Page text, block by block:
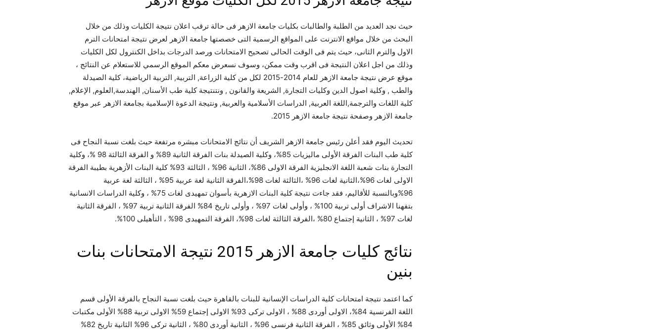
حيث نجد العديد من الطلبة والطالبات بكليات جامعة الازهر فى حالة ترقب اعلان نتيجة الكليات وذلك من خلال
البحث من خلال مواقع الانترنت على المواقع الرسمية التى خصصتها جامعة الازهر لعرض نتيجة امتحانات الترم
الاول والترم الثانى، حيث يتم فى الوقت الحالى تصحيح الامتحانات ورصد الدرجات بداخل الكنترول لكل الكليات
وذلك من اجل اعلان النتيجة فى اقرب وقت ممكن، وسوف نسعرض معكم الموقع الرسمي للاستعلام عن النتائج ،
موقع عرض نتيجة جامعة الازهر للعام 2014-2015 لكل من كلية الزراعة, التربية, التربية الرياضية، كلية الصيدلة
والطب , وكلية اصول الدين وكليات التجارة, الشريعة والقانون , ونتنتيجة كلية طب الأسنان, الهندسة,العلوم, الإعلام,
كلية اللغات والترجمة,اللغة العربية, الدراسات الأسلامية والعربية, ونتيجة الدعوة الإسلامية بجامعة الازهر عبر موقع
جامعة الازهر وصفحة نتيجة جامعة الازهر 2015.
تحديث اليوم فقد أعلن رئيس جامعة الازهر الشريف أن نتائج الامتحانات مبشره مرتفعة حيث بلغت نسبة النجاح فى
كلية طب البنات الفرقة الأولى ماليزيات 85%، وكلية الصيدلة بنات الفرقة الثانية 89% و الفرقة الثالثة 98 %، وكلية
التجارة بنات شعبة اللغة الانجليزية الفرقة الاولى 86%، الثانية 96% ، الثالثة 93% كلية البنات الأزهرية بطيبة الفرقة
الاولى لغات 96%،الثانية لغات 96% ،الثالثة لغات 98%،الفرقة الثانية لغة عربية 95% ، الثالثة لغة عربية
96%وبالنسبة للأقاليم، فقد جاءت نتيجة كلية البنات الازهرية بأسوان تمهيدى لغات 75% ، وكلية الدراسات الانسانية
بتفهنا الاشراف أولى تربية 100% ، وأولى لغات 97% ، وأولى تاريخ 84% الفرقة الثانية تربية 97% ، الفرقة الثانية
لغات 97% ، الثانية إجتماع 80% ،الفرقة الثالثة لغات 98%، الفرقة التمهيدى 98% ، التأهيلى 100%.
نتائج كليات جامعة الازهر 2015 نتيجة الامتحانات بنات
بنين
كما اعتمد نتيجة امتحانات كلية الدراسات الإنسانية للبنات بالقاهرة حيث بلغت نسبة النجاح بالفرقة الأولى قسم
اللغة الفرنسية 84%، الاولى أوردى 88% ، الاولى تركى 93% الاولى إجتماع 59% الاولى تربية 88% الأولى مكتبات
84% الأولى وثائق 85% ، الفرقة الثانية فرنسى 96% ، الثانية أوردى 80% ، الثانية تركى 96% الثانية تاريخ 82%